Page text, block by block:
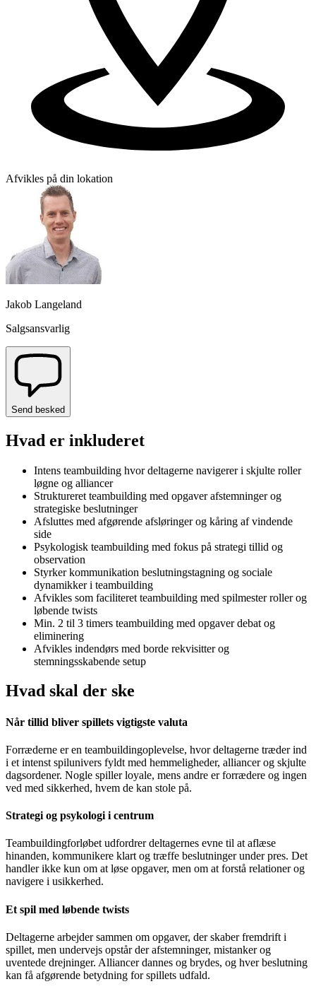
Afvikles på din lokation
Jakob Langeland
Salgsansvarlig
Send besked
Hvad er inkluderet
Intens teambuilding hvor deltagerne navigerer i skjulte roller
løgne og alliancer
Struktureret teambuilding med opgaver afstemninger og
strategiske beslutninger
Afsluttes med afgørende afsløringer og kåring af vindende
side
Psykologisk teambuilding med fokus på strategi tillid og
observation
Styrker kommunikation beslutningstagning og sociale
dynamikker i teambuilding
Afvikles som faciliteret teambuilding med spilmester roller og
løbende twists
Min. 2 til 3 timers teambuilding med opgaver debat og
eliminering
Afvikles indendørs med borde rekvisitter og
stemningsskabende setup
Hvad skal der ske
Når tillid bliver spillets vigtigste valuta
Forræderne er en teambuildingoplevelse, hvor deltagerne træder ind
i et intenst spilunivers fyldt med hemmeligheder, alliancer og skjulte
dagsordener. Nogle spiller loyale, mens andre er forrædere og ingen
ved med sikkerhed, hvem de kan stole på.
Strategi og psykologi i centrum
Teambuildingforløbet udfordrer deltagernes evne til at aflæse
hinanden, kommunikere klart og træffe beslutninger under pres. Det
handler ikke kun om at løse opgaver, men om at forstå relationer og
navigere i usikkerhed.
Et spil med løbende twists
Deltagerne arbejder sammen om opgaver, der skaber fremdrift i
spillet, men undervejs opstår der afstemninger, mistanker og
uventede drejninger. Alliancer dannes og brydes, og hver beslutning
kan få afgørende betydning for spillets udfald.